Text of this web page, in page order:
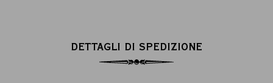
DETTAGLI DI SPEDIZIONE